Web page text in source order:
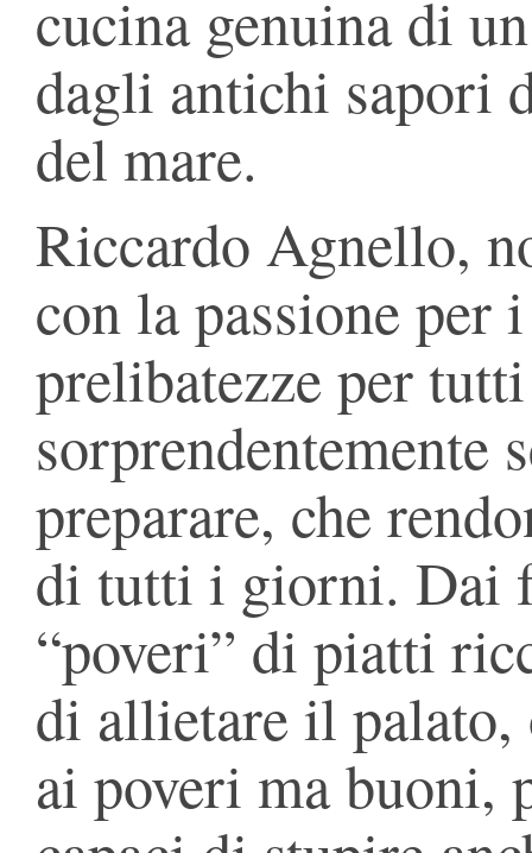
cucina genuina di
dagli antichi sapori
del mare.
Riccardo Agnello,
con la passione
prelibatezze per
sorprendentemente
preparare, che
di tutti i giorni. Dai
“poveri” di piatti
di allietare il
ai poveri ma buoni,